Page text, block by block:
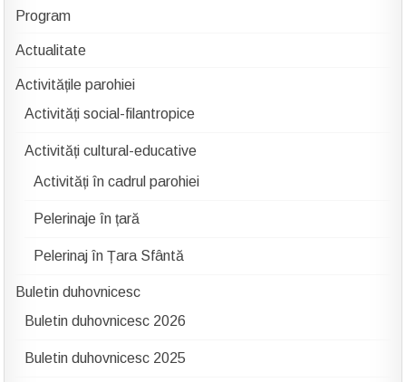
Program
Actualitate
Activitățile parohiei
Activități social-filantropice
Activități cultural-educative
Activități în cadrul parohiei
Pelerinaje în țară
Pelerinaj în Țara Sfântă
Buletin duhovnicesc
Buletin duhovnicesc 2026
Buletin duhovnicesc 2025